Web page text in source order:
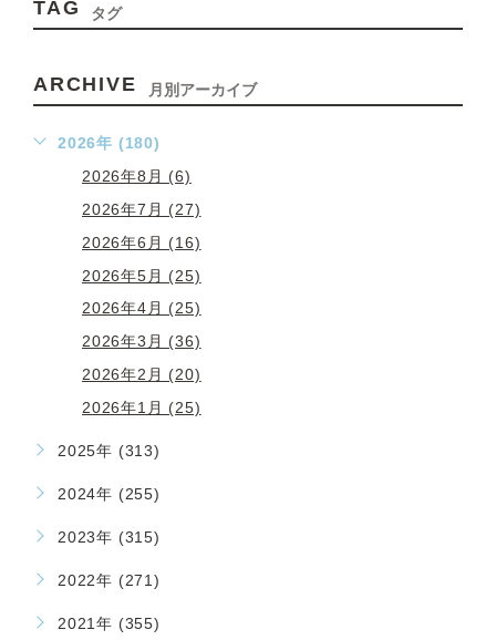
TAG タグ
ARCHIVE 月別アーカイブ
2026年 (180)
2026年8月 (6)
2026年7月 (27)
2026年6月 (16)
2026年5月 (25)
2026年4月 (25)
2026年3月 (36)
2026年2月 (20)
2026年1月 (25)
2025年 (313)
2024年 (255)
2023年 (315)
2022年 (271)
2021年 (355)